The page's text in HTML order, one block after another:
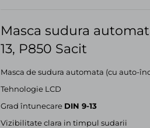
Masca sudura
13, P850 Sacit
Masca de sudura automata (cu auto-
Tehnologie LCD
Grad întunecare DIN 9-13
Vizibilitate clara in timpul sudarii